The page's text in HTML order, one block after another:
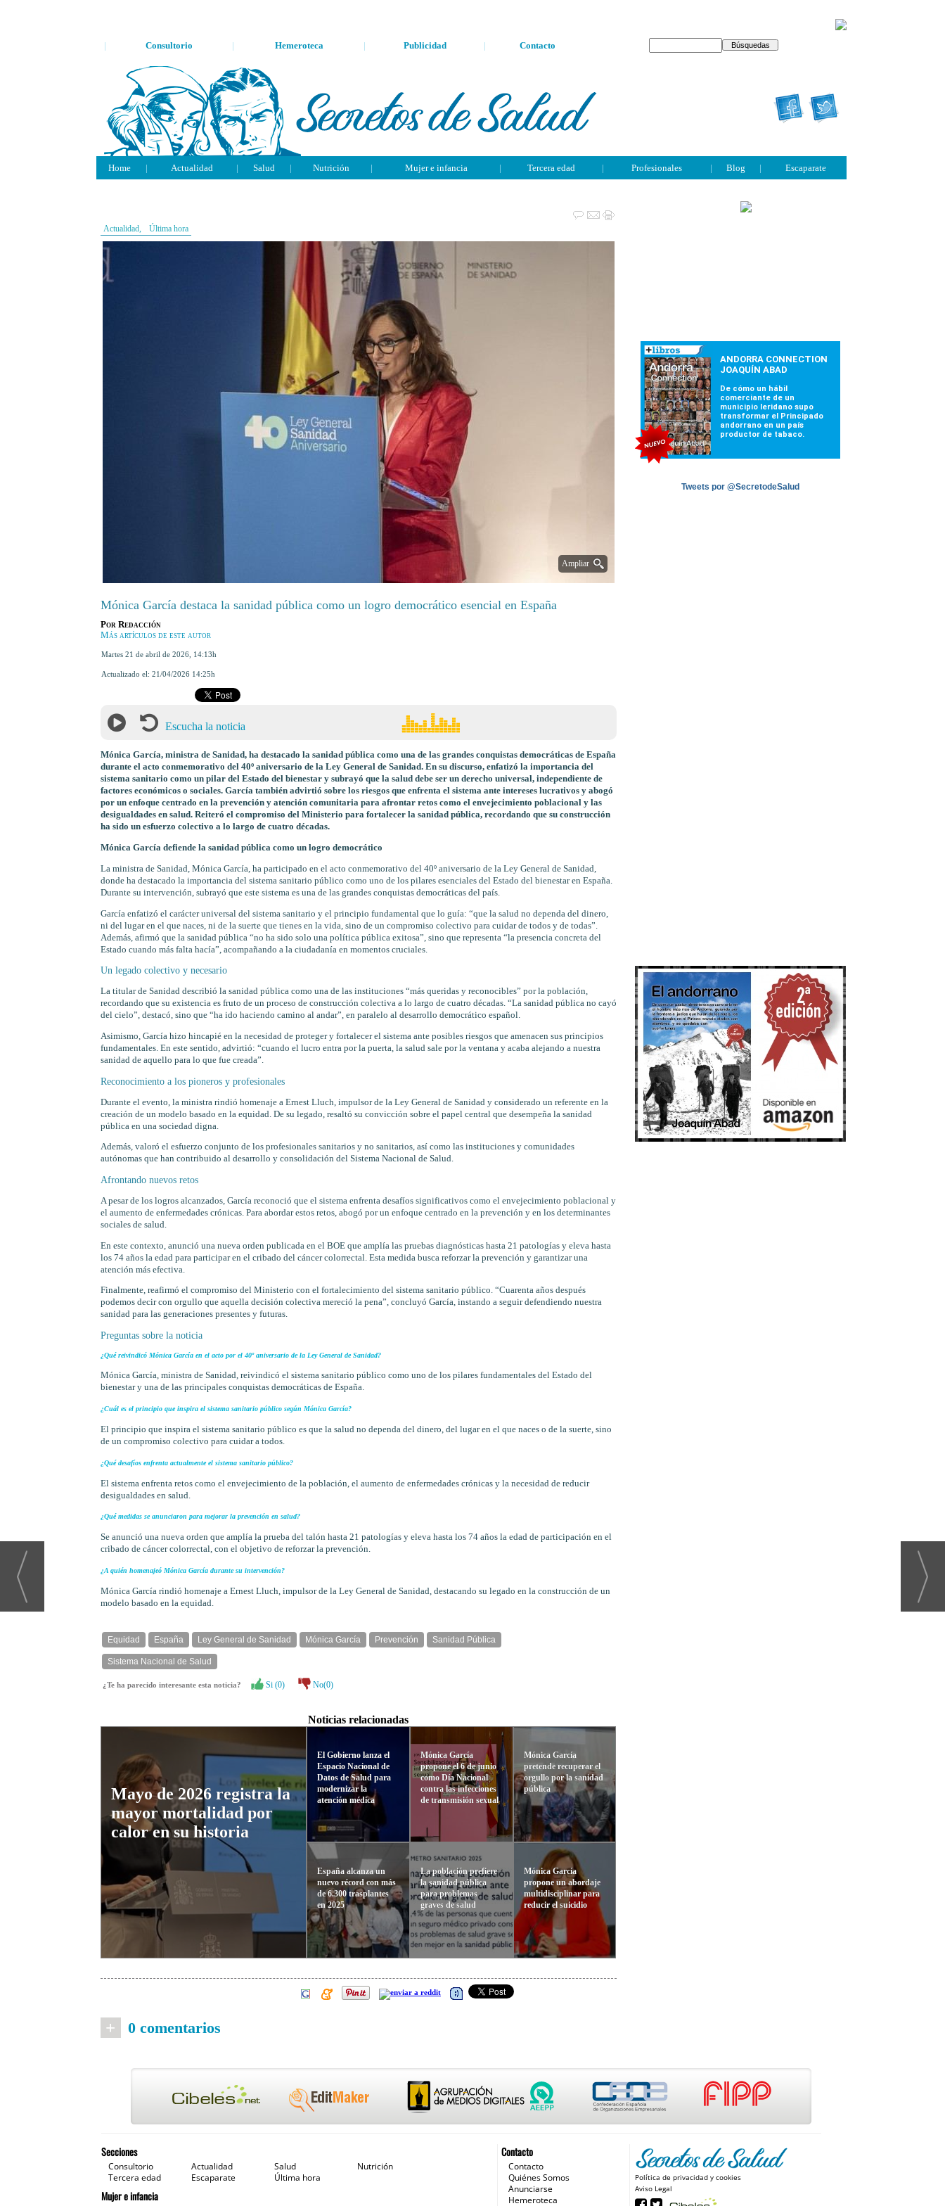
| Consultorio | Hemeroteca | Publicidad | Contacto
Home | Actualidad | Salud | Nutrición | Mujer e infancia | Tercera edad | Profesionales | Blog | Escaparate
Actualidad, Última hora
Ampliar
Mónica García destaca la sanidad pública como un logro democrático esencial en España
Por Redacción
Más artículos de este autor
martes 21 de abril de 2026, 14:13h
Actualizado el: 21/04/2026 14:25h
Escucha la noticia
Mónica García, ministra de Sanidad, ha destacado la sanidad pública como una de las grandes conquistas democráticas de España
durante el acto conmemorativo del 40º aniversario de la Ley General de Sanidad. En su discurso, enfatizó la importancia del
sistema sanitario como un pilar del Estado del bienestar y subrayó que la salud debe ser un derecho universal, independiente de
factores económicos o sociales. García también advirtió sobre los riesgos que enfrenta el sistema ante intereses lucrativos y abogó
por un enfoque centrado en la prevención y atención comunitaria para afrontar retos como el envejecimiento poblacional y las
desigualdades en salud. Reiteró el compromiso del Ministerio para fortalecer la sanidad pública, recordando que su construcción
ha sido un esfuerzo colectivo a lo largo de cuatro décadas.
Mónica García defiende la sanidad pública como un logro democrático
La ministra de Sanidad, Mónica García, ha participado en el acto conmemorativo del 40º aniversario de la Ley General de Sanidad,
donde ha destacado la importancia del sistema sanitario público como uno de los pilares esenciales del Estado del bienestar en España.
Durante su intervención, subrayó que este sistema es una de las grandes conquistas democráticas del país.
García enfatizó el carácter universal del sistema sanitario y el principio fundamental que lo guía: “que la salud no dependa del dinero,
ni del lugar en el que naces, ni de la suerte que tienes en la vida, sino de un compromiso colectivo para cuidar de todos y de todas”.
Además, afirmó que la sanidad pública “no ha sido solo una política pública exitosa”, sino que representa “la presencia concreta del
Estado cuando más falta hacía”, acompañando a la ciudadanía en momentos cruciales.
Un legado colectivo y necesario
La titular de Sanidad describió la sanidad pública como una de las instituciones “más queridas y reconocibles” por la población,
recordando que su existencia es fruto de un proceso de construcción colectiva a lo largo de cuatro décadas. “La sanidad pública no cayó
del cielo”, destacó, sino que “ha ido haciendo camino al andar”, en paralelo al desarrollo democrático español.
Asimismo, García hizo hincapié en la necesidad de proteger y fortalecer el sistema ante posibles riesgos que amenacen sus principios
fundamentales. En este sentido, advirtió: “cuando el lucro entra por la puerta, la salud sale por la ventana y acaba alejando a nuestra
sanidad de aquello para lo que fue creada”.
Reconocimiento a los pioneros y profesionales
Durante el evento, la ministra rindió homenaje a Ernest Lluch, impulsor de la Ley General de Sanidad y considerado un referente en la
creación de un modelo basado en la equidad. De su legado, resaltó su convicción sobre el papel central que desempeña la sanidad
pública en una sociedad digna.
Además, valoró el esfuerzo conjunto de los profesionales sanitarios y no sanitarios, así como las instituciones y comunidades
autónomas que han contribuido al desarrollo y consolidación del Sistema Nacional de Salud.
Afrontando nuevos retos
A pesar de los logros alcanzados, García reconoció que el sistema enfrenta desafíos significativos como el envejecimiento poblacional y
el aumento de enfermedades crónicas. Para abordar estos retos, abogó por un enfoque centrado en la prevención y en los determinantes
sociales de salud.
En este contexto, anunció una nueva orden publicada en el BOE que amplía las pruebas diagnósticas hasta 21 patologías y eleva hasta
los 74 años la edad para participar en el cribado del cáncer colorrectal. Esta medida busca reforzar la prevención y garantizar una
atención más efectiva.
Finalmente, reafirmó el compromiso del Ministerio con el fortalecimiento del sistema sanitario público. “Cuarenta años después
podemos decir con orgullo que aquella decisión colectiva mereció la pena”, concluyó García, instando a seguir defendiendo nuestra
sanidad para las generaciones presentes y futuras.
Preguntas sobre la noticia
¿Qué reivindicó Mónica García en el acto por el 40º aniversario de la Ley General de Sanidad?
Mónica García, ministra de Sanidad, reivindicó el sistema sanitario público como uno de los pilares fundamentales del Estado del
bienestar y una de las principales conquistas democráticas de España.
¿Cuál es el principio que inspira el sistema sanitario público según Mónica García?
El principio que inspira el sistema sanitario público es que la salud no dependa del dinero, del lugar en el que naces o de la suerte, sino
de un compromiso colectivo para cuidar a todos.
¿Qué desafíos enfrenta actualmente el sistema sanitario público?
El sistema enfrenta retos como el envejecimiento de la población, el aumento de enfermedades crónicas y la necesidad de reducir
desigualdades en salud.
¿Qué medidas se anunciaron para mejorar la prevención en salud?
Se anunció una nueva orden que amplía la prueba del talón hasta 21 patologías y eleva hasta los 74 años la edad de participación en el
cribado de cáncer colorrectal, con el objetivo de reforzar la prevención.
¿A quién homenajeó Mónica García durante su intervención?
Mónica García rindió homenaje a Ernest Lluch, impulsor de la Ley General de Sanidad, destacando su legado en la construcción de un
modelo basado en la equidad.
Equidad España Ley General de Sanidad Mónica García Prevención Sanidad Pública
Sistema Nacional de Salud
¿Te ha parecido interesante esta noticia? Si (0) No(0)
Noticias relacionadas
Mayo de 2026 registra la
mayor mortalidad por
calor en su historia
El Gobierno lanza el
Espacio Nacional de
Datos de Salud para
modernizar la
atención médica
España alcanza un
nuevo récord con más
de 6.300 trasplantes
en 2025
Mónica García
propone el 6 de junio
como Día Nacional
contra las infecciones
de transmisión sexual
La población prefiere
la sanidad pública
para problemas
graves de salud
Mónica García
pretende recuperar el
orgullo por la sanidad
pública
Mónica García
propone un abordaje
multidisciplinar para
reducir el suicidio
+ 0 comentarios
Tweets por @SecretodeSalud
Contacto
Contacto
Quiénes Somos
Anunciarse
Hemeroteca
Política de privacidad y cookies
Aviso Legal
Secciones
Consultorio Actualidad Salud
Nutrición
Tercera edad
Escaparate Última hora
Mujer e infancia